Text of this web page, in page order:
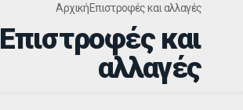
ΑρχικήEπιστροφές και αλλαγές
Eπιστροφές και
αλλαγές